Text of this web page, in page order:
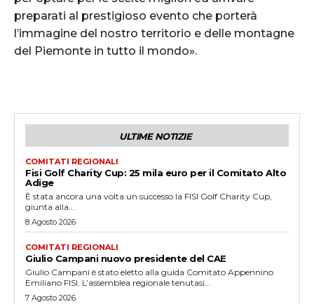
preparati al prestigioso evento che porterà
l’immagine del nostro territorio e delle montagne
del Piemonte in tutto il mondo».
ULTIME NOTIZIE
COMITATI REGIONALI
Fisi Golf Charity Cup: 25 mila euro per il Comitato Alto
Adige
È stata ancora una volta un successo la FISI Golf Charity Cup,
giunta alla...
8 Agosto 2026
COMITATI REGIONALI
Giulio Campani nuovo presidente del CAE
Giulio Campani è stato eletto alla guida Comitato Appennino
Emiliano FISI. L’assemblea regionale tenutasi...
7 Agosto 2026